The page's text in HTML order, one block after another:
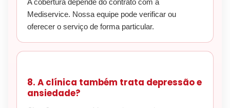
A cobertura depende do contrato com a
Mediservice. Nossa equipe pode verificar ou
oferecer o serviço de forma particular.
8. A clínica também trata depressão e
ansiedade?